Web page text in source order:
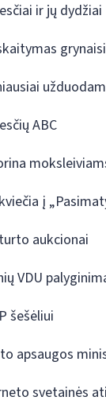
ir jų dydžiai
ABC
į
aukcionai
VDU
šešėliui
apsaugos
svetainės